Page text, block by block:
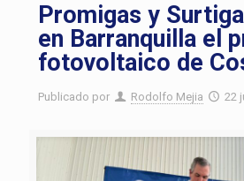
Promigas y
en Barranquilla el
fotovoltaico de
Publicado por Rodolfo Mejia 22